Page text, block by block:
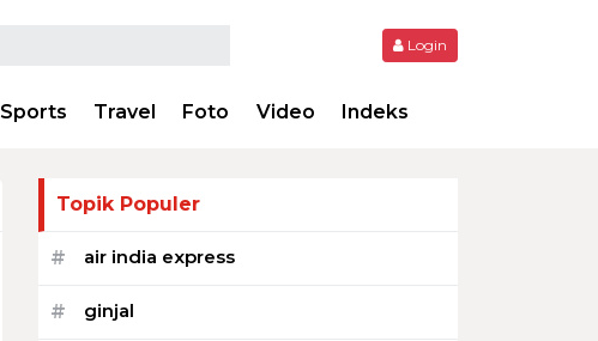
Login
Sports Travel Foto Video Indeks
Topik Populer
# air india express
# ginjal